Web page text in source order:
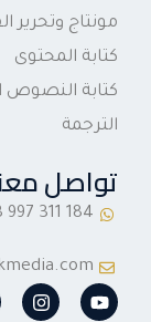
مونتاج وتحرير
كتابة المحتوى
كتابة النصوص
الترجمة
تواصل معنا
Y
o
n
T